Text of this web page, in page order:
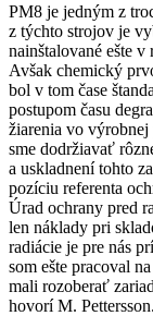
PM8 je jedným z
z týchto strojov je
nainštalované ešte
Avšak chemický
bol v tom čase
postupom času
žiarenia vo výrobnej
sme dodržiavať
a uskladnení tohto
pozíciu referenta
Úrad ochrany pred
len náklady pri
radiácie je pre nás
som ešte pracoval
mali rozoberať
hovorí M. Pettersson.